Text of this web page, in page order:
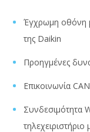
Έγχρωμη οθόνη
της Daikin
Προηγμένες
Επικοινωνία CAN
Συνδεσιμότητα